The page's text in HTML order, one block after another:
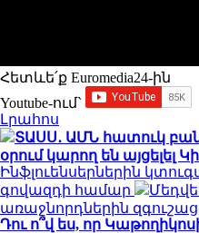
Հետևե՛ք Euromedia24-ին
Youtube-ում`
Լրահոս
ՏԱՍՍ․ ԱՄՆ հատուկ
օրում կարող են այցելել
Ինֆլուենսերներին
գովազդի համար
առաջնորդներին
Դու ո՞վ ես, որ